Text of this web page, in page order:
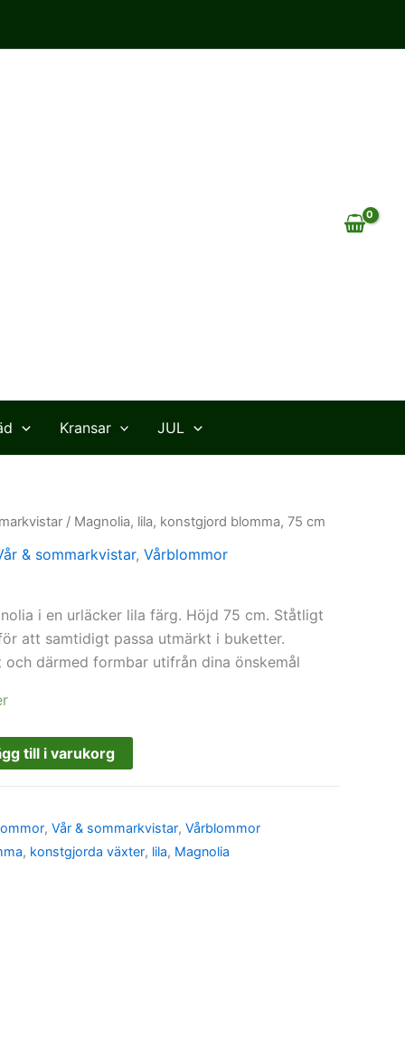
Kransar JUL
/ Magnolia, lila, konstgjord blomma, 75 cm
& sommarkvistar, Vårblommor
i en urläcker lila färg. Höjd 75 cm. Ståtligt
att samtidigt passa utmärkt i buketter.
därmed formbar utifrån dina önskemål
till i varukorg
, Vår & sommarkvistar, Vårblommor
, konstgjorda växter, lila, Magnolia